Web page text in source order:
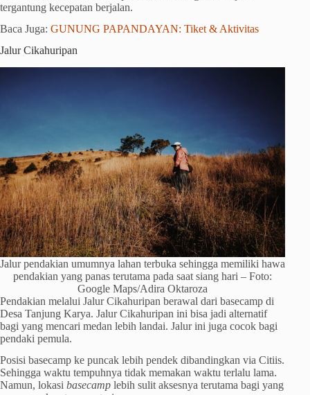
tergantung kecepatan berjalan.
Baca Juga: GUNUNG PAPANDAYAN: Tiket & Aktivitas
Jalur Cikahuripan
Jalur pendakian umumnya lahan terbuka sehingga memiliki hawa
pendakian yang panas terutama pada saat siang hari – Foto:
Google Maps/Adira Oktaroza
Pendakian melalui Jalur Cikahuripan berawal dari basecamp di
Desa Tanjung Karya. Jalur Cikahuripan ini bisa jadi alternatif
bagi yang mencari medan lebih landai. Jalur ini juga cocok bagi
pendaki pemula.
Posisi basecamp ke puncak lebih pendek dibandingkan via Citiis.
Sehingga waktu tempuhnya tidak memakan waktu terlalu lama.
Namun, lokasi basecamp lebih sulit aksesnya terutama bagi yang